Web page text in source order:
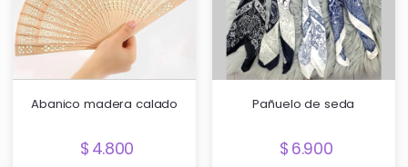
Abanico madera calado
Precio:
4.800
Pañuelo de seda
Precio:
6.900